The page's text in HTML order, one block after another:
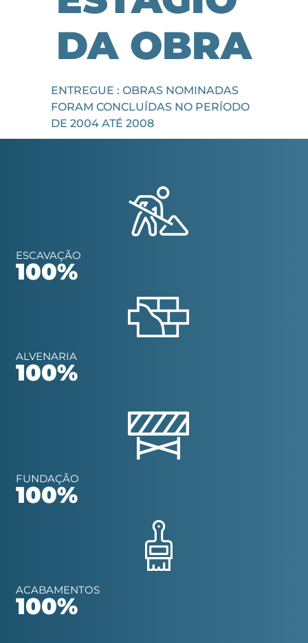
DA OBRA
ENTREGUE : OBRAS NOMINADAS
FORAM CONCLUÍDAS NO PERÍODO
DE 2004 ATÉ 2008
ESCAVAÇÃO
100%
ALVENARIA
100%
FUNDAÇÃO
100%
ACABAMENTOS
100%